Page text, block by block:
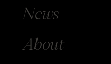
News
About